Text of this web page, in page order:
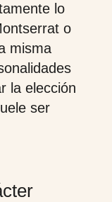
lo
o
misma
la elección
ser